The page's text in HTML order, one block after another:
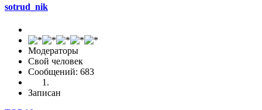
sotrud_nik
Модераторы
Свой человек
Сообщений: 683
Записан